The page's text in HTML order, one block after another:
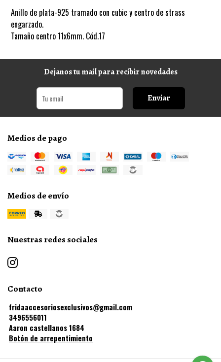
Anillo de plata-925 tramado con cubic y centro de strass
engarzado.
Tamaño centro 11x6mm. Cód.17
Dejanos tu mail para recibir novedades
Enviar
Medios de pago
Medios de envío
Nuestras redes sociales
Contacto
fridaaccesoriosexclusivos@gmail.com
3496556011
Aaron castellanos 1684
Botón de arrepentimiento